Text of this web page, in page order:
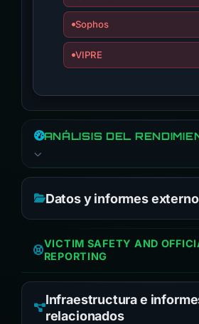
Sophos
VIPRE
ANÁLISIS DEL
Datos y informes
VICTIM SAFETY AND
REPORTING
Infraestructura e
relacionados